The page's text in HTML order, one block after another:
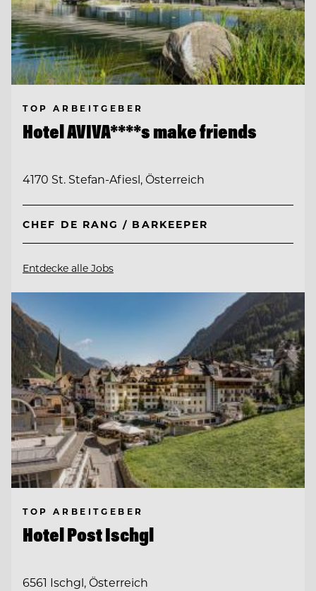
TOP ARBEITGEBER
Hotel AVIVA****s make friends
4170 St. Stefan-Afiesl, Österreich
CHEF DE RANG / BARKEEPER
Entdecke alle Jobs
TOP ARBEITGEBER
Hotel Post Ischgl
6561 Ischgl, Österreich